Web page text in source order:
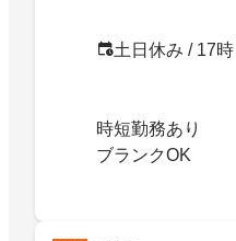
土日休み / 17
時短勤務あり
ブランクOK